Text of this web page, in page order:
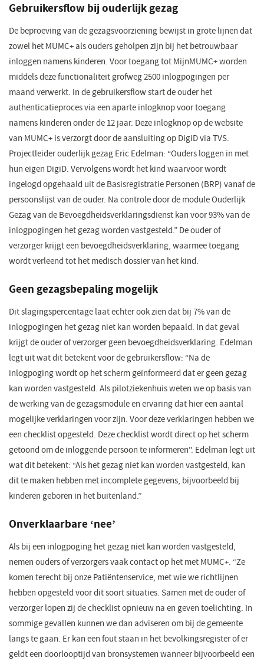
Gebruikersflow bij ouderlijk gezag
De beproeving van de gezagsvoorziening bewijst in grote lijnen dat
zowel het MUMC+ als ouders geholpen zijn bij het betrouwbaar
inloggen namens kinderen. Voor toegang tot MijnMUMC+ worden
middels deze functionaliteit grofweg 2500 inlogpogingen per
maand verwerkt. In de gebruikersflow start de ouder het
authenticatieproces via een aparte inlogknop voor toegang
namens kinderen onder de 12 jaar. Deze inlogknop op de website
van MUMC+ is verzorgt door de aansluiting op DigiD via TVS.
Projectleider ouderlijk gezag Eric Edelman: “Ouders loggen in met
hun eigen DigiD. Vervolgens wordt het kind waarvoor wordt
ingelogd opgehaald uit de Basisregistratie Personen (BRP) vanaf de
persoonslijst van de ouder. Na controle door de module Ouderlijk
Gezag van de Bevoegdheidsverklaringsdienst kan voor 93% van de
inlogpogingen het gezag worden vastgesteld.” De ouder of
verzorger krijgt een bevoegdheidsverklaring, waarmee toegang
wordt verleend tot het medisch dossier van het kind.
Geen gezagsbepaling mogelijk
Dit slagingspercentage laat echter ook zien dat bij 7% van de
inlogpogingen het gezag niet kan worden bepaald. In dat geval
krijgt de ouder of verzorger geen bevoegdheidsverklaring. Edelman
legt uit wat dit betekent voor de gebruikersflow: “Na de
inlogpoging wordt op het scherm geïnformeerd dat er geen gezag
kan worden vastgesteld. Als pilotziekenhuis weten we op basis van
de werking van de gezagsmodule en ervaring dat hier een aantal
mogelijke verklaringen voor zijn. Voor deze verklaringen hebben we
een checklist opgesteld. Deze checklist wordt direct op het scherm
getoond om de inloggende persoon te informeren". Edelman legt uit
wat dit betekent: “Als het gezag niet kan worden vastgesteld, kan
dit te maken hebben met incomplete gegevens, bijvoorbeeld bij
kinderen geboren in het buitenland.”
Onverklaarbare ‘nee’
Als bij een inlogpoging het gezag niet kan worden vastgesteld,
nemen ouders of verzorgers vaak contact op het met MUMC+. “Ze
komen terecht bij onze Patiëntenservice, met wie we richtlijnen
hebben opgesteld voor dit soort situaties. Samen met de ouder of
verzorger lopen zij de checklist opnieuw na en geven toelichting. In
sommige gevallen kunnen we dan adviseren om bij de gemeente
langs te gaan. Er kan een fout staan in het bevolkingsregister of er
geldt een doorlooptijd van bronsystemen wanneer bijvoorbeeld een